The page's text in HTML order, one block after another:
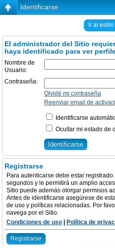
Identificarse
Ir al
El administrador del Sitio
haya identificado para ver
Nombre de
Usuario:
Contraseña:
Olvidé mi contraseña
Reenviar email de
Identificarse
Ocultar mi estado de
Registrarse
Para autenticarse debe estar
segundos y le permitirá un amplio
Sitio puede además otorgar permisos
Antes de identificarse asegúrese de
de uso y políticas relacionadas. Por
navega por el Sitio.
Condiciones de uso
Política de
Registrarse